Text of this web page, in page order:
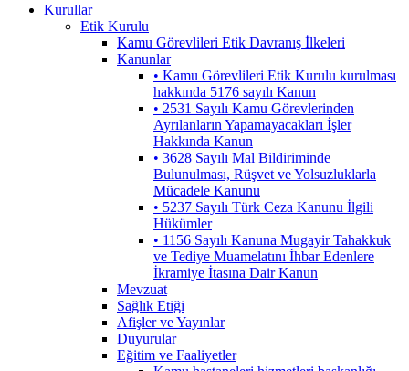
Kurullar
Etik Kurulu
Kamu Görevlileri Etik Davranış İlkeleri
Kanunlar
• Kamu Görevlileri Etik Kurulu kurulması
hakkında 5176 sayılı Kanun
• 2531 Sayılı Kamu Görevlerinden
Ayrılanların Yapamayacakları İşler
Hakkında Kanun
• 3628 Sayılı Mal Bildiriminde
Bulunulması, Rüşvet ve Yolsuzluklarla
Mücadele Kanunu
• 5237 Sayılı Türk Ceza Kanunu İlgili
Hükümler
• 1156 Sayılı Kanuna Mugayir Tahakkuk
ve Tediye Muamelatını İhbar Edenlere
İkramiye İtasına Dair Kanun
Mevzuat
Sağlık Etiği
Afişler ve Yayınlar
Duyurular
Eğitim ve Faaliyetler